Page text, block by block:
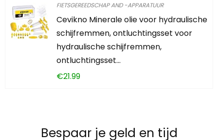
FIETSGEREEDSCHAP AND -APPARATUUR
Cevikno Minerale olie voor hydraulische
schijfremmen, ontluchtingsset voor
hydraulische schijfremmen,
ontluchtingsset…
€21.99
Bespaar je geld en tijd